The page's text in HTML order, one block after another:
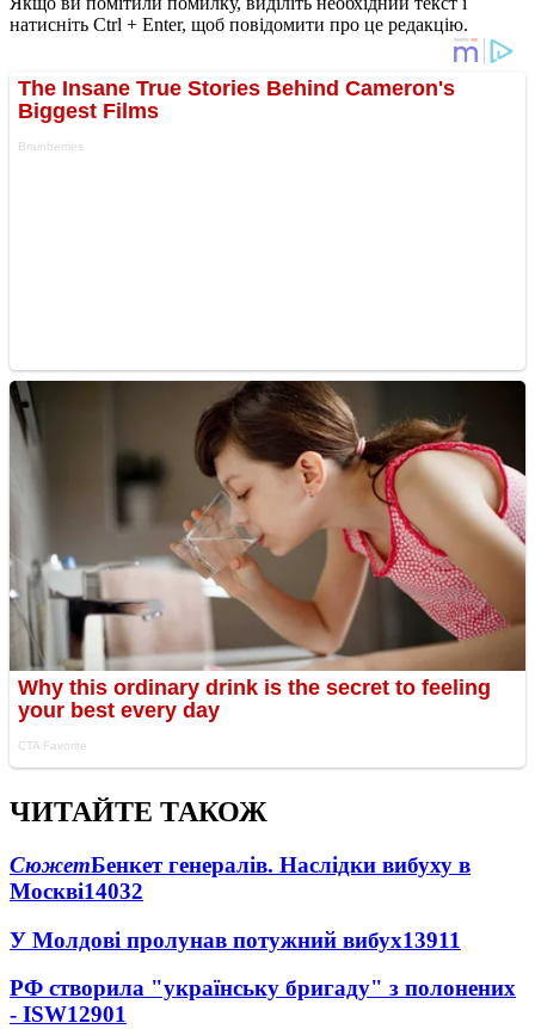
натисніть Ctrl + Enter, щоб повідомити про це редакцію.
ЧИТАЙТЕ ТАКОЖ
СюжетБенкет генералів. Наслідки вибуху в
Москві14032
У Молдові пролунав потужний вибух13911
РФ створила "українську бригаду" з полонених
- ISW12901